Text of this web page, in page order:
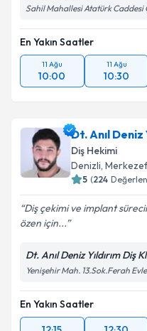
Sahil Mahallesi Atatürk Caddesi
En Yakın Saatler
11 Ağu
10:00
11 Ağu
10:30
Dt. Anıl Deniz
Diş Hekimi
Denizli,
5 (224
Diş çekimi ve implant
özen için...
Dt. Anıl Deniz Yıldırım Diş
Yenişehir Mah. 13.Sok.Ferah
En Yakın Saatler